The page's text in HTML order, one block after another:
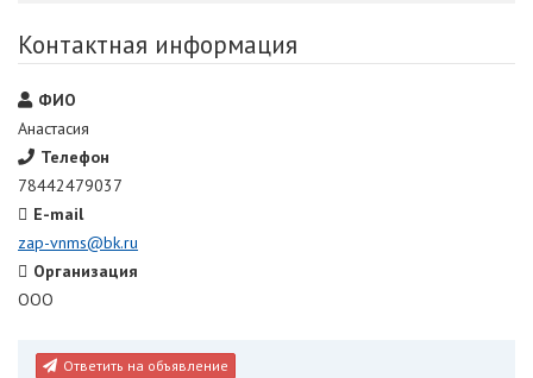
Контактная информация
ФИО
Анастасия
Телефон
78442479037
E-mail
zap-vnms@bk.ru
Организация
ООО
Ответить на объявление